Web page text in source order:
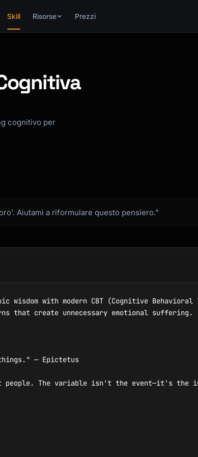
Skill Risorse Prezzi
cognitivo per
Aiutami a riformulare questo pensiero.”
wisdom with modern CBT (Cognitive
that create unnecessary emotional suffering.
— Epictetus
people. The variable isn't the event—it's the